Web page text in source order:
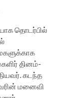
தொடர்பில்
தினம்-
கடந்த
மனைவி